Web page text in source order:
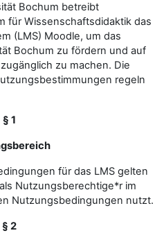
Bochum betreibt
für Wissenschaftsdidaktik das
(LMS) Moodle, um das
Bochum zu fördern und auf
zu machen. Die
regeln
§ 1
für das LMS gelten
Nutzungsberechtige*r im
Nutzungsbedingungen nutzt.
§ 2